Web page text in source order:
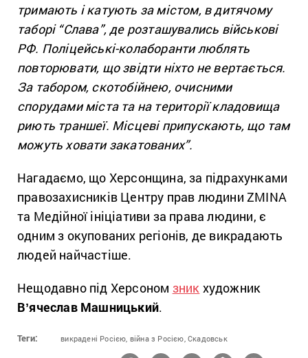
тримають і катують за містом, в дитячому
таборі “Слава”, де розташувались військові
РФ. Поліцейські-колаборанти люблять
повторювати, що звідти ніхто не вертається.
За табором, скотобійнею, очисними
спорудами міста та на території кладовища
риють траншеї. Місцеві припускають, що там
можуть ховати закатованих”.
Нагадаємо, що Херсонщина, за підрахунками
правозахисників Центру прав людини ZMINA
та Медійної ініціативи за права людини, є
одним з окупованих регіонів, де викрадають
людей найчастіше.
Нещодавно під Херсоном зник художник
Вʼячеслав Машницький.
Теги: викрадені Росією, війна з Росією, Скадовськ